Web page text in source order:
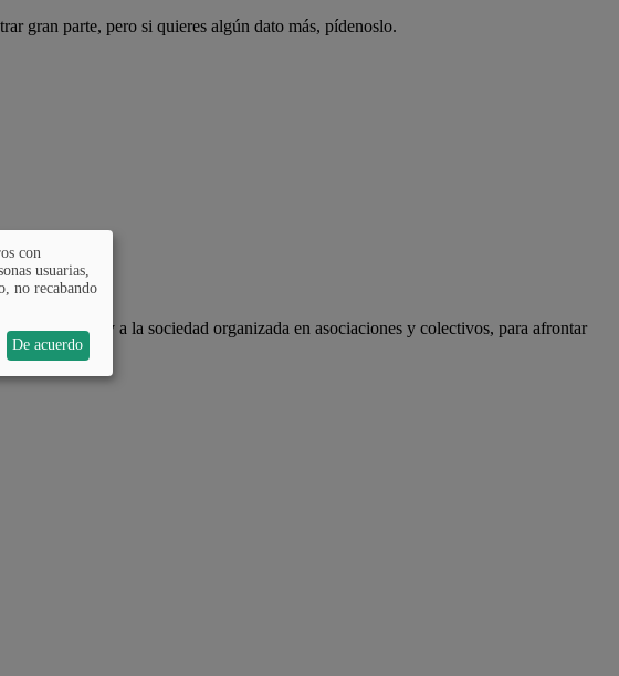
gran parte, pero si quieres algún dato más, pídenoslo.
ciudadanía y a la sociedad organizada en asociaciones y colectivos, para afrontar
con
usuarias,
no recabando
De acuerdo